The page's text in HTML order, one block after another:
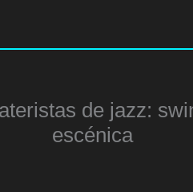
de jazz:
escénica